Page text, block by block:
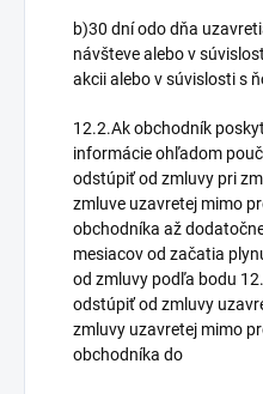
b)30 dní odo dňa
návšteve alebo v
akcii alebo v súvislosti s
12.2.Ak obchodník
informácie ohľadom
odstúpiť od zmluvy pri
zmluve uzavretej mimo
obchodníka až
mesiacov od začatia
od zmluvy podľa bodu
odstúpiť od zmluvy
zmluvy uzavretej mimo
obchodníka do